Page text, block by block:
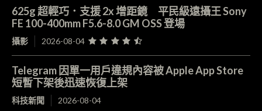
625g 超輕巧．支援 2x 增距鏡 平民級遠攝王 Sony
FE 100-400mm F5.6-8.0 GM OSS 登場
攝影 2026-08-04
Telegram 因單一用戶違規內容被 Apple App Store
短暫下架後迅速恢復上架
科技新聞 2026-08-04